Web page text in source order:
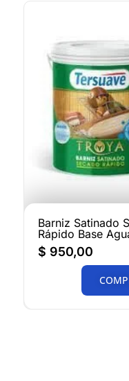
Barniz Satinado
Rápido Base
$ 950,00